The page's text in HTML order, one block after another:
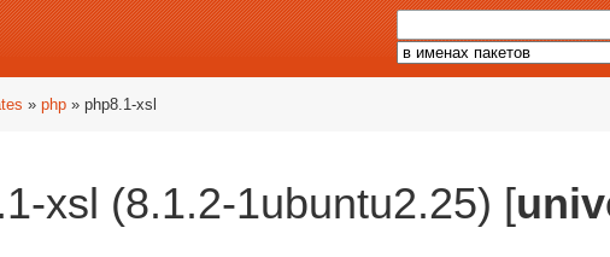
» php » php8.1-xsl
xsl (8.1.2-1ubuntu2.25) [